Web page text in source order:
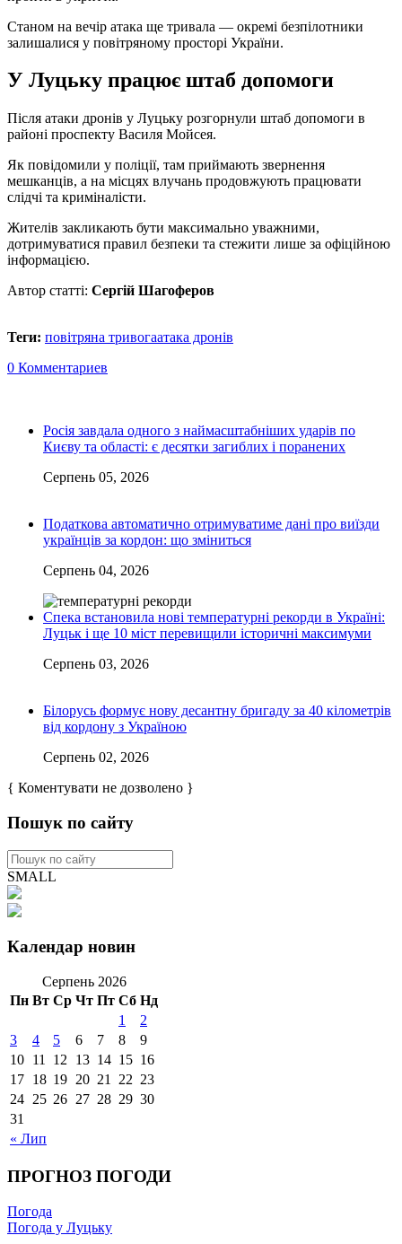
Станом на вечір атака ще тривала — окремі безпілотники
залишалися у повітряному просторі України.
У Луцьку працює штаб допомоги
Після атаки дронів у Луцьку розгорнули штаб допомоги в
районі проспекту Василя Мойсея.
Як повідомили у поліції, там приймають звернення
мешканців, а на місцях влучань продовжують працювати
слідчі та криміналісти.
Жителів закликають бути максимально уважними,
дотримуватися правил безпеки та стежити лише за офіційною
інформацією.
Автор статті: Сергій Шагоферов
Теги: повітряна тривогаатака дронів
0 Комментариев
Росія завдала одного з наймасштабніших ударів по
Києву та області: є десятки загиблих і поранених
Серпень 05, 2026
Податкова автоматично отримуватиме дані про виїзди
українців за кордон: що зміниться
Серпень 04, 2026
Спека встановила нові температурні рекорди в Україні:
Луцьк і ще 10 міст перевищили історичні максимуми
Серпень 03, 2026
Білорусь формує нову десантну бригаду за 40 кілометрів
від кордону з Україною
Серпень 02, 2026
{ Коментувати не дозволено }
Пошук по сайту
SMALL
Календар новин
Серпень 2026
Пн Вт Ср Чт Пт Сб Нд
« Лип
1
2
3
4 5 6 7 8
9
10 11 12 13 14 15 16
17 18 19 20 21 22 23
24 25 26 27 28 29 30
31
ПРОГНОЗ ПОГОДИ
Погода
Погода у Луцьку